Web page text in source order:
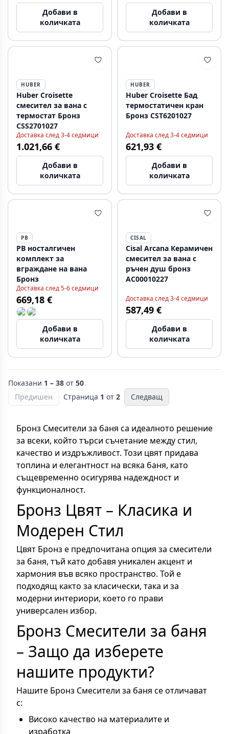
Добави в
количката
Добави в
количката
HUBER
Huber Croisette
смесител за вана с
термостат Бронз
CSS2701027
Доставка след 3-4 седмици
1.021,66 €
Добави в
количката
HUBER
Huber Croisette Бад
термостатичен кран
Бронз CST6201027
Доставка след 3-4 седмици
621,93 €
Добави в
количката
PB
PB носталгичен
комплект за
вграждане на вана
Бронз
Доставка след 5-6 седмици
669,18 €
Добави в
количката
CISAL
Cisal Arcana Керамичен
смесител за вана с
ръчен душ бронз
AC00010227
Доставка след 3-4 седмици
587,49 €
Добави в
количката
Показани 1 – 38 от 50
Предишен
Страница 1 от 2 Следващ
Бронз Смесители за баня са идеалното решение
за всеки, който търси съчетание между стил,
качество и издръжливост. Този цвят придава
топлина и елегантност на всяка баня, като
същевременно осигурява надеждност и
функционалност.
Бронз Цвят – Класика и
Модерен Стил
Цвят Бронз е предпочитана опция за смесители
за баня, тъй като добавя уникален акцент и
хармония във всяко пространство. Той е
подходящ както за класически, така и за
модерни интериори, което го прави
универсален избор.
Бронз Смесители за баня
– Защо да изберете
нашите продукти?
Нашите Бронз Смесители за баня се отличават
с:
Високо качество на материалите и
изработка